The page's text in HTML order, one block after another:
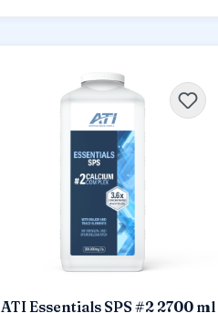
ATI Essentials SPS #2 2700 ml